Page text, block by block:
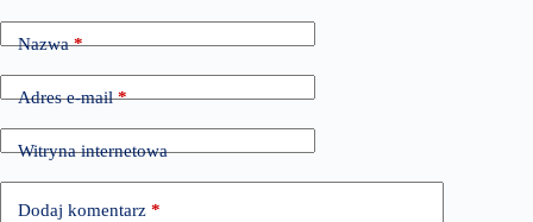
Nazwa*
Adres e-mail*
Witryna internetowa
Dodaj komentarz *